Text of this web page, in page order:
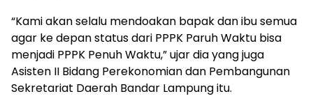
“Kami akan selalu mendoakan bapak dan ibu semua
agar ke depan status dari PPPK Paruh Waktu bisa
menjadi PPPK Penuh Waktu,” ujar dia yang juga
Asisten II Bidang Perekonomian dan Pembangunan
Sekretariat Daerah Bandar Lampung itu.